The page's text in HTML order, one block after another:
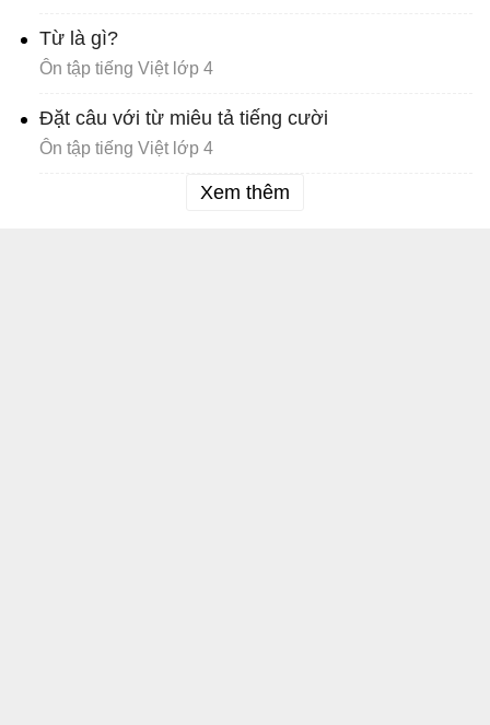
Từ là gì?
Ôn tập tiếng Việt lớp 4
Đặt câu với từ miêu tả tiếng cười
Ôn tập tiếng Việt lớp 4
Xem thêm